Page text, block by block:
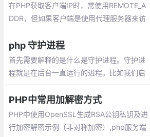
在PHP获取客户端IP时，常使用REMOTE_A
DDR，但如果客户端是使用代理服务器来访
是真正的客户端 IP 地址。要想透过代理服务
器取得客户端的真实 IP 地址，就要使用HTT
P_X_FORWARDED_FOR
php 守护进程
首先需要解释的是什么是守护进程。守护进
程就是在后台一直运行的进程。比如我们启
行的程序。
PHP中常用加解密方式
PHP中使用OpenSSL生成RSA公钥私钥及进
行加密解密示例（非对称加密）,php服务端